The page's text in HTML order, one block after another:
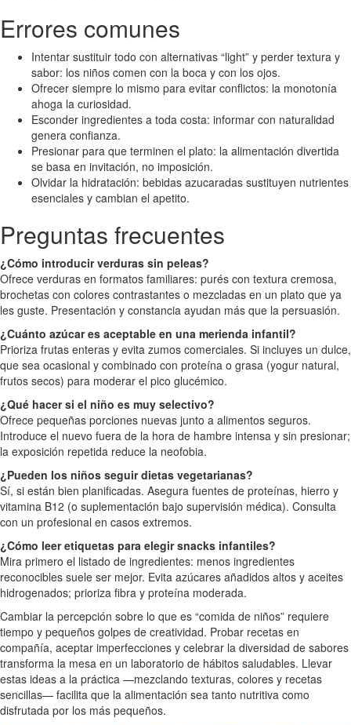
Errores comunes
Intentar sustituir todo con alternativas “light” y perder textura y
sabor: los niños comen con la boca y con los ojos.
Ofrecer siempre lo mismo para evitar conflictos: la monotonía
ahoga la curiosidad.
Esconder ingredientes a toda costa: informar con naturalidad
genera confianza.
Presionar para que terminen el plato: la alimentación divertida
se basa en invitación, no imposición.
Olvidar la hidratación: bebidas azucaradas sustituyen nutrientes
esenciales y cambian el apetito.
Preguntas frecuentes
¿Cómo introducir verduras sin peleas?
Ofrece verduras en formatos familiares: purés con textura cremosa,
brochetas con colores contrastantes o mezcladas en un plato que ya
les guste. Presentación y constancia ayudan más que la persuasión.
¿Cuánto azúcar es aceptable en una merienda infantil?
Prioriza frutas enteras y evita zumos comerciales. Si incluyes un dulce,
que sea ocasional y combinado con proteína o grasa (yogur natural,
frutos secos) para moderar el pico glucémico.
¿Qué hacer si el niño es muy selectivo?
Ofrece pequeñas porciones nuevas junto a alimentos seguros.
Introduce el nuevo fuera de la hora de hambre intensa y sin presionar;
la exposición repetida reduce la neofobia.
¿Pueden los niños seguir dietas vegetarianas?
Sí, si están bien planificadas. Asegura fuentes de proteínas, hierro y
vitamina B12 (o suplementación bajo supervisión médica). Consulta
con un profesional en casos extremos.
¿Cómo leer etiquetas para elegir snacks infantiles?
Mira primero el listado de ingredientes: menos ingredientes
reconocibles suele ser mejor. Evita azúcares añadidos altos y aceites
hidrogenados; prioriza fibra y proteína moderada.
Cambiar la percepción sobre lo que es “comida de niños” requiere
tiempo y pequeños golpes de creatividad. Probar recetas en
compañía, aceptar imperfecciones y celebrar la diversidad de sabores
transforma la mesa en un laboratorio de hábitos saludables. Llevar
estas ideas a la práctica —mezclando texturas, colores y recetas
sencillas— facilita que la alimentación sea tanto nutritiva como
disfrutada por los más pequeños.